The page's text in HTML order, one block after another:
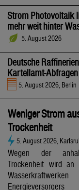
Strom Photovoltaik
mehr weit hinter
5. August 2026
Deutsche
Kartellamt-Abfragen
5. August 2026, Berlin
Weniger Strom
Trockenheit
5. August 2026,
Wegen der
Trockenheit wird an
Energieversorgers